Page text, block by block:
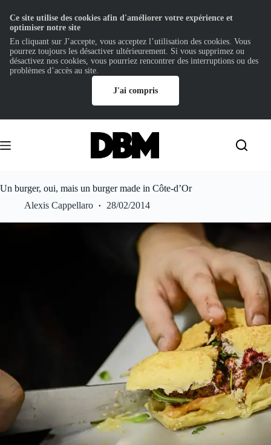
contenu
Un burger, oui, mais un burger made in Côte-d’Or
Alexis Cappellaro
28/02/2014
Ce site utilise des cookies afin d'améliorer votre expérience et
optimiser notre site
En cliquant sur J’accepte, vous acceptez l’utilisation des cookies. Vous
pourrez toujours les désactiver ultérieurement. Si vous supprimez ou
désactivez nos cookies, vous pourriez rencontrer des interruptions ou des
problèmes d’accès au site.
J'ai compris